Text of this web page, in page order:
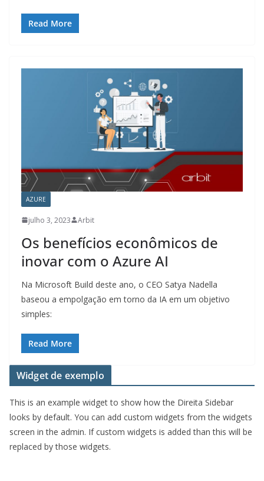
Read More
AZURE
julho 3, 2023 Arbit
Os benefícios econômicos de
inovar com o Azure AI
Na Microsoft Build deste ano, o CEO Satya Nadella
baseou a empolgação em torno da IA ​​em um objetivo
simples:
Read More
Widget de exemplo
This is an example widget to show how the Direita Sidebar
looks by default. You can add custom widgets from the widgets
screen in the admin. If custom widgets is added than this will be
replaced by those widgets.